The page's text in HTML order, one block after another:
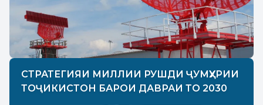
СТРАТЕГИЯИ МИЛЛИИ РУШДИ ҶУМҲУРИИ
ТОҶИКИСТОН БАРОИ ДАВРАИ ТО 2030